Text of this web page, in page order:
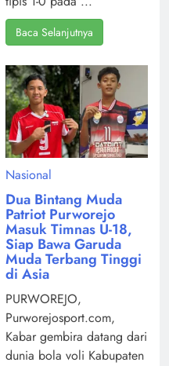
Baca Selanjutnya
Nasional
Dua Bintang Muda
Patriot Purworejo
Masuk Timnas U-18,
Siap Bawa Garuda
Muda Terbang Tinggi
di Asia
PURWOREJO,
Purworejosport.com,
Kabar gembira datang dari
dunia bola voli Kabupaten